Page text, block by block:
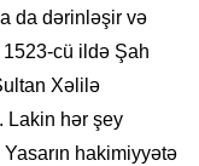
da dərinləşir və
cü ildə Şah
Xəlilə
Lakin hər şey
hakimiyyətə